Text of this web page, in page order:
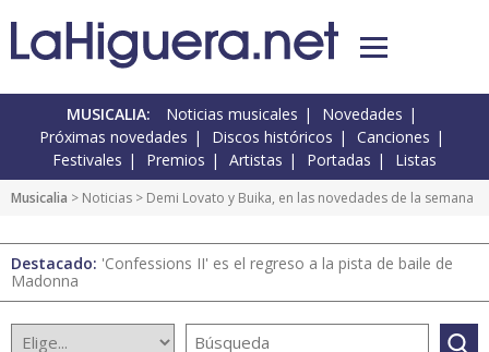
MUSICALIA: Noticias musicales
Novedades
Próximas novedades
Discos históricos
Canciones
Festivales
Premios Artistas Portadas Listas
Musicalia > Noticias > Demi Lovato y Buika, en las novedades de la semana
Destacado: 'Confessions II' es el regreso a la pista de baile de
Madonna